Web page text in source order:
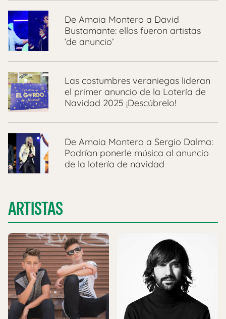
De Amaia Montero a David
Bustamante: ellos fueron artistas
‘de anuncio’
Las costumbres veraniegas lideran
el primer anuncio de la Lotería de
Navidad 2025 ¡Descúbrelo!
De Amaia Montero a Sergio Dalma:
Podrían ponerle música al anuncio
de la lotería de navidad
ARTISTAS